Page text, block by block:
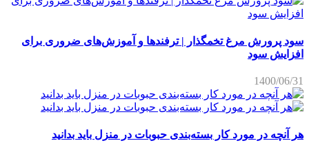
سود پرورش مرغ تخمگذار | ترفندها و آموزش‌های ضروری برای
افزایش سود
1400/06/31
هر آنچه در مورد کار بسته‌بندی حبوبات در منزل باید بدانید